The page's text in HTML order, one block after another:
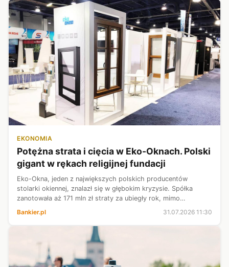
EKONOMIA
Potężna strata i cięcia w Eko-Oknach. Polski
gigant w rękach religijnej fundacji
Eko-Okna, jeden z największych polskich producentów
stolarki okiennej, znalazł się w głębokim kryzysie. Spółka
zanotowała aż 171 mln zł straty za ubiegły rok, mimo
zł. Głównym powodem problemów...
Bankier.pl 31.07.2026 11:30